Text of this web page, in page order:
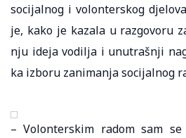
socijalnog i volonterskog
je, kako je kazala u razgovoru
nju ideja vodilja i unutrašnji
ka izboru zanimanja socijalnog
– Volonterskim radom sam